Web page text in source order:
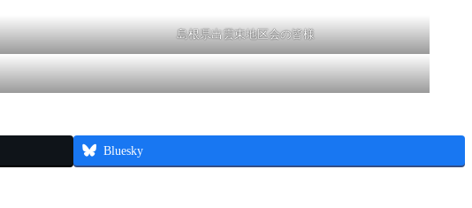
島根県出雲東地区会の皆様
Bluesky